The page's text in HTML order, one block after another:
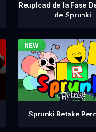
Reupload de la Fase
de Sprunki
Sprunki Retake